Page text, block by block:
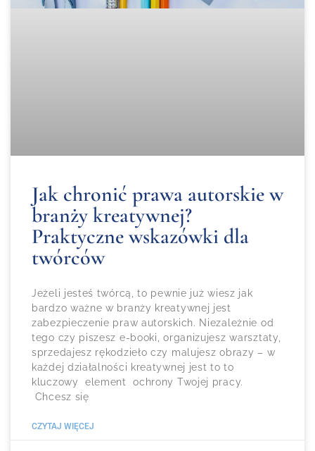
Jak chronić prawa autorskie w
branży kreatywnej?
Praktyczne wskazówki dla
twórców
Jeżeli jesteś twórcą, to pewnie już wiesz jak
bardzo ważne w branży kreatywnej jest
zabezpieczenie praw autorskich. Niezależnie od
tego czy piszesz e-booki, organizujesz warsztaty,
sprzedajesz rękodzieło czy malujesz obrazy – w
każdej działalności kreatywnej jest to to
kluczowy element ochrony Twojej pracy.
Chcesz się
CZYTAJ WIĘCEJ